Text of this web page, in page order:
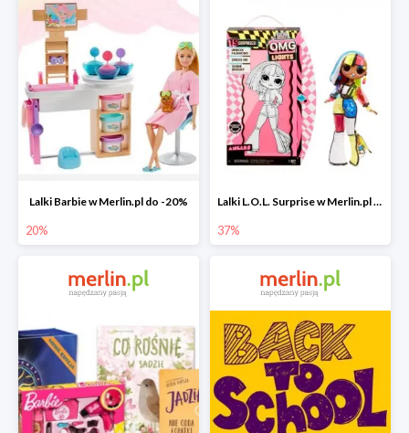
Lalki Barbie w Merlin.pl do -20%
20%
Lalki L.O.L. Surprise w Merlin.pl do -37%
37%